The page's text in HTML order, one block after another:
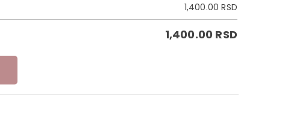
1,400.00RSD
1,400.00 RSD